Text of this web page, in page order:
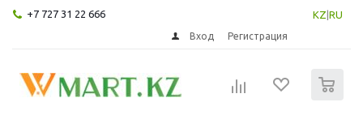
+7 727 31 22 666 KZ RU
Вход Регистрация